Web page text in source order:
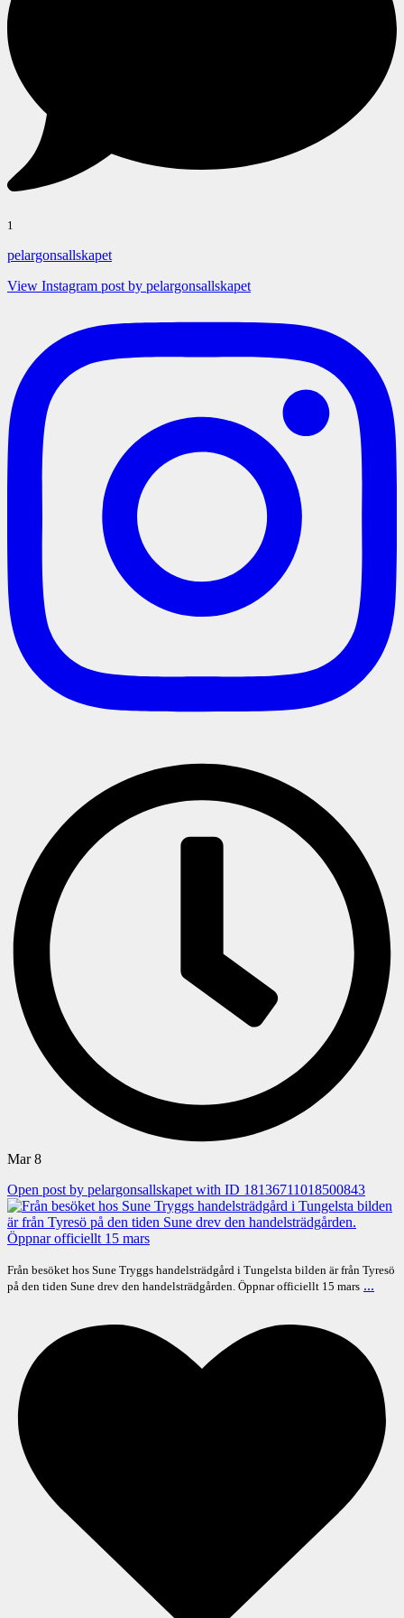
1
pelargonsallskapet
View Instagram post by pelargonsallskapet
Mar 8
Open post by pelargonsallskapet with ID 18136711018500843
Från besöket hos Sune Tryggs handelsträdgård i Tungelsta bilden är från Tyresö
på den tiden Sune drev den handelsträdgården. Öppnar officiellt 15 mars ...